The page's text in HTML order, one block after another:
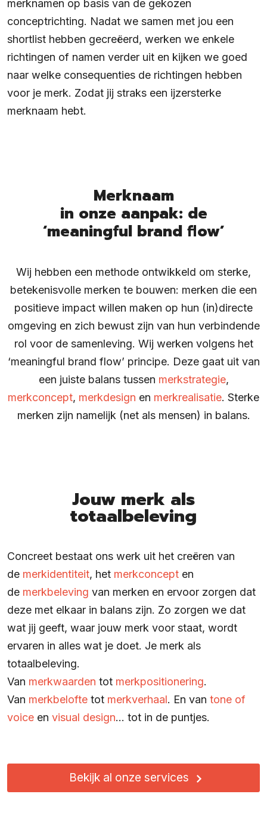
merknamen op basis van de gekozen
conceptrichting. Nadat we samen met jou een
shortlist hebben gecreëerd, werken we enkele
richtingen of namen verder uit en kijken we goed
naar welke consequenties de richtingen hebben
voor je merk. Zodat jij straks een ijzersterke
merknaam hebt.
Merknaam
in onze aanpak: de
‘meaningful brand flow’
Wij hebben een methode ontwikkeld om sterke,
betekenisvolle merken te bouwen: merken die een
positieve impact willen maken op hun (in)directe
omgeving en zich bewust zijn van hun verbindende
rol voor de samenleving. Wij werken volgens het
‘meaningful brand flow’ principe. Deze gaat uit van
een juiste balans tussen merkstrategie,
merkconcept, merkdesign en merkrealisatie. Sterke
merken zijn namelijk (net als mensen) in balans.
Jouw merk als
totaalbeleving
Concreet bestaat ons werk uit het creëren van
de merkidentiteit, het merkconcept en
de merkbeleving van merken en ervoor zorgen dat
deze met elkaar in balans zijn. Zo zorgen we dat
wat jij geeft, waar jouw merk voor staat, wordt
ervaren in alles wat je doet. Je merk als
totaalbeleving.
Van merkwaarden tot merkpositionering.
Van merkbelofte tot merkverhaal. En van tone of
voice en visual design… tot in de puntjes.
Bekijk al onze services